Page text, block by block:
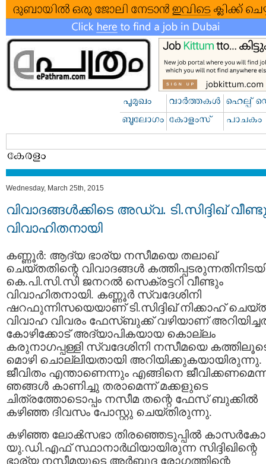
Wednesday, March 25th, 2015
വിവാദങ്ങള്‍ക്കിടെ അഡ്വ. ടി.സിദ്ദിഖ്
വിവാഹിതനായി
കണ്ണൂര്‍: ആദ്യ ഭാര്യ നസീമയെ തലാഖ്
ചെയ്തതിന്റെ വിവാദങ്ങള്‍
കെ.പി.സി.സി ജനറല്‍ സെക്രട്ടറി വീണ്ടും
വിവാഹിതനായി. കണ്ണൂര്‍ സ്വദേശിനി
ഷറഫുന്നിസയെയാണ് ടി.സിദ്ദിഖ് നിക്കാഹ്
വിവാഹ വിവരം ഫേസ്ബുക്ക് വഴിയാണ്
കോഴിക്കോട് അദ്യാപികയായ കൊല്ലം
കരുനാഗപ്പള്ളി സ്വദേശിനി നസീമയെ
മൊഴി ചൊല്ലിയതായി അറിയിക്കുകയായിരുന്നു.
ജീവിതം എന്താണെന്നും എങ്ങിനെ
ഞങ്ങള്‍ കാണിച്ചു തരാമെന്ന് മക്കളുടെ
ചിത്രത്തോടൊപ്പം നസീമ തന്റെ ഫേസ് ബുക്കില്‍
കഴിഞ്ഞ ദിവസം പോസ്റ്റു ചെയ്തിരുന്നു.
കഴിഞ്ഞ ലോക്‍സഭാ തിരഞ്ഞെടുപ്പില്‍
യു.ഡി.എഫ് സ്ഥാനാര്‍ഥിയായിരുന്ന സിദ്ദിഖിന്റെ
ഭാര്യ നസീമയുടെ അര്‍ബുദ രോഗത്തിന്റെ